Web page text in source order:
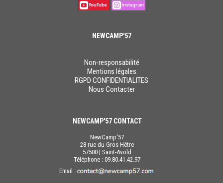
NEWCAMP'57
Non-responsabilité
Mentions légales
RGPD CONFIDENTIALITES
Nous Contacter
NEWCAMP'57 CONTACT
NewCamp'57
28 rue du Gros Hêtre
57500 | Saint-Avold
Téléphone : 09.80.41.42.97
Email :